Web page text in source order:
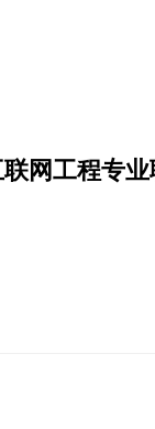
网工程专